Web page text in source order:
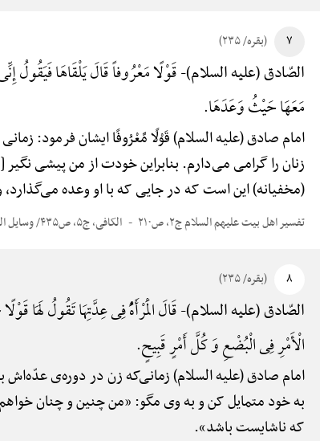
۷ (بقره/ ۲۳۵)
الصّادق (علیه السلام)-قَوْلًا مَعْرُوفاً قَالَ یَلْقَاهَا فَیَقُولُ
مَعَهَا حَیْثُ وَعَدَهَا.
امام صادق (علیه السلام) قَوْلًا مَّعْرُوفًا ایشان فرمود:
زنان را گرامی می‌دارم. بنابراین خودت از من پیشی
(مخفیانه) این است که در جایی که با او وعده
تفسیر اهل بیت علیهم السلام ج۲، ص۲۱۰ الکافی، ج۵، ص۴۳۵/ وسایل الشیعه، ج۲۰، ص۴۹۸/ نورالثقلین/ البرهان
۸ (بقره/ ۲۳۵)
الصّادق (علیه السلام)-قَالَ الْمَرْأَهًُْ فِی عِدَّتِهَا تَقُولُ لَهَا
الْأَمْرِ فِی الْبُضْعِ وَ کُلَّ أَمْرٍ قَبِیحٍ.
امام صادق (علیه السلام) زمانی‌که زن در دوره‌ی عدّه‌اش
به خود متمایل کن و به وی مگو: «من چنین و چنان
که ناشایست باشد».